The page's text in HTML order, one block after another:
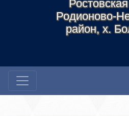
Родионово-
район, х.